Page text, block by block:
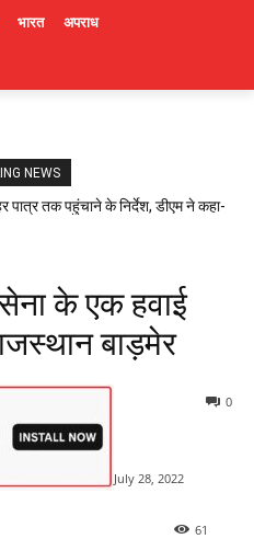
भारत अपराध
NEWS
पात्र तक पहुंचाने के निर्देश, डीएम ने कहा-
के एक हवाई
बाड़मेर
July 28, 2022
0
61